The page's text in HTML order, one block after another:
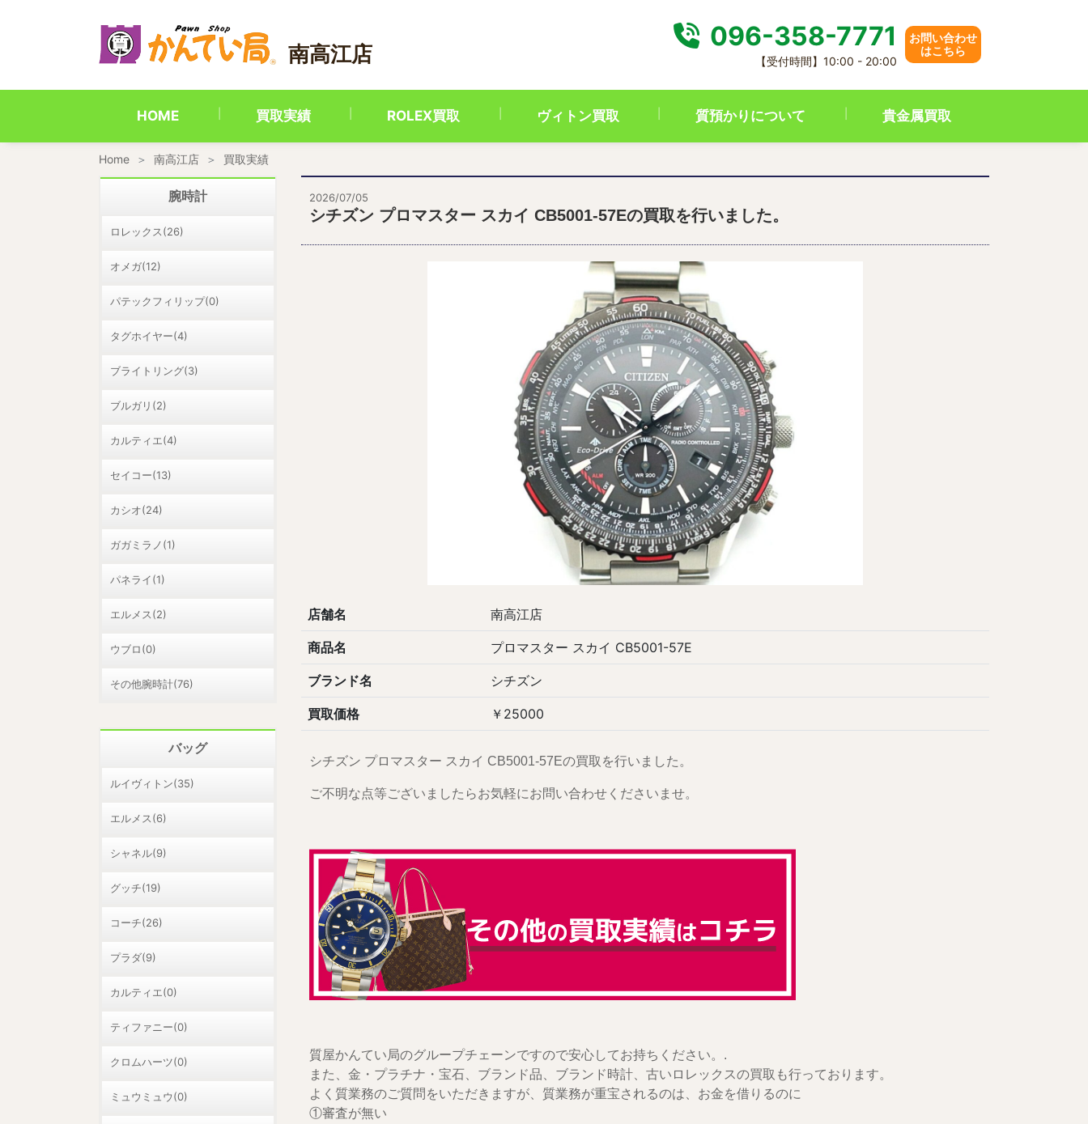
南高江店
096-358-7771
【受付時間】10:00 - 20:00
お問い合わせ
はこちら
HOME 買取実績 ROLEX買取 ヴィトン買取 質預かりについて 貴金属買取
Home 南高江店 買取実績
2026/07/05
シチズン プロマスター スカイ CB5001-57Eの買取を行いました。
店舗名 南高江店
商品名 プロマスター スカイ CB5001-57E
ブランド名 シチズン
買取価格 ￥25000
シチズン プロマスター スカイ CB5001-57Eの買取を行いました。
ご不明な点等ございましたらお気軽にお問い合わせくださいませ。
質屋かんてい局のグループチェーンですので安心してお持ちください。.
また、金・プラチナ・宝石、ブランド品、ブランド時計、古いロレックスの買取も行っております。
よく質業務のご質問をいただきますが、質業務が重宝されるのは、お金を借りるのに
①審査が無い
腕時計
ロレックス(26)
オメガ(12)
パテックフィリップ(0)
タグホイヤー(4)
ブライトリング(3)
ブルガリ(2)
カルティエ(4)
セイコー(13)
カシオ(24)
ガガミラノ(1)
パネライ(1)
エルメス(2)
ウブロ(0)
その他腕時計(76)
バッグ
ルイヴィトン(35)
エルメス(6)
シャネル(9)
グッチ(19)
コーチ(26)
プラダ(9)
カルティエ(0)
ティファニー(0)
クロムハーツ(0)
ミュウミュウ(0)